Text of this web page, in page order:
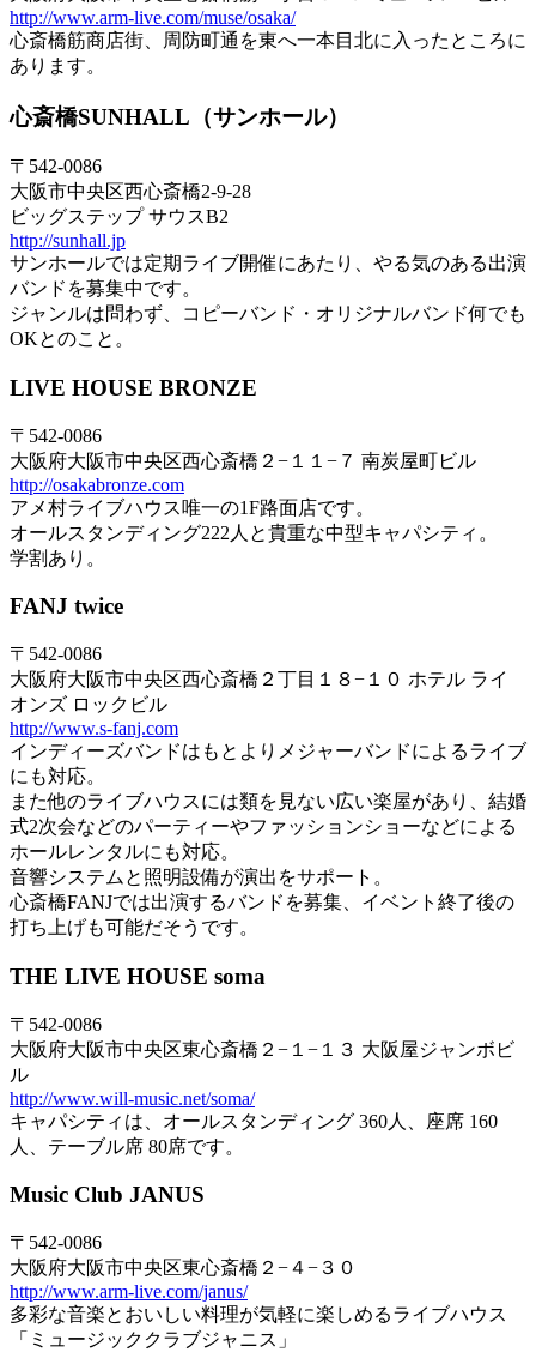
http://www.arm-live.com/muse/osaka/
心斎橋筋商店街、周防町通を東へ一本目北に入ったところに
あります。
心斎橋SUNHALL（サンホール）
〒542-0086
大阪市中央区西心斎橋2-9-28
ビッグステップ サウスB2
http://sunhall.jp
サンホールでは定期ライブ開催にあたり、やる気のある出演
バンドを募集中です。
ジャンルは問わず、コピーバンド・オリジナルバンド何でも
OKとのこと。
LIVE HOUSE BRONZE
〒542-0086
大阪府大阪市中央区西心斎橋２−１１−７ 南炭屋町ビル
http://osakabronze.com
アメ村ライブハウス唯一の1F路面店です。
オールスタンディング222人と貴重な中型キャパシティ。
学割あり。
FANJ twice
〒542-0086
大阪府大阪市中央区西心斎橋２丁目１８−１０ ホテル ライ
オンズ ロックビル
http://www.s-fanj.com
インディーズバンドはもとよりメジャーバンドによるライブ
にも対応。
また他のライブハウスには類を見ない広い楽屋があり、結婚
式2次会などのパーティーやファッションショーなどによる
ホールレンタルにも対応。
音響システムと照明設備が演出をサポート。
心斎橋FANJでは出演するバンドを募集、イベント終了後の
打ち上げも可能だそうです。
THE LIVE HOUSE soma
〒542-0086
大阪府大阪市中央区東心斎橋２−１−１３ 大阪屋ジャンボビ
ル
http://www.will-music.net/soma/
キャパシティは、オールスタンディング 360人、座席 160
人、テーブル席 80席です。
Music Club JANUS
〒542-0086
大阪府大阪市中央区東心斎橋２−４−３０
http://www.arm-live.com/janus/
多彩な音楽とおいしい料理が気軽に楽しめるライブハウス
「ミュージッククラブジャニス」